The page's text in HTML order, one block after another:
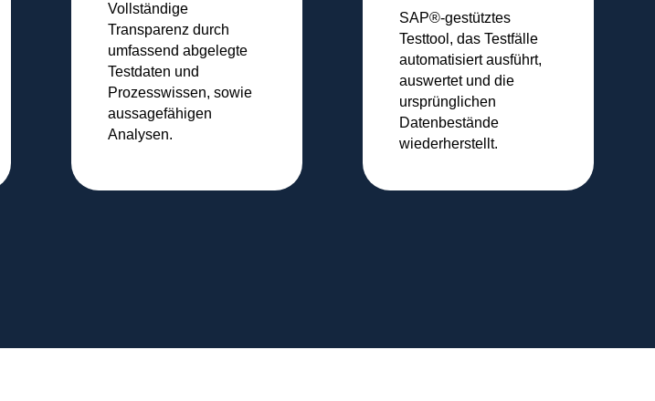
Vollständige
Transparenz durch
umfassend abgelegte
Testdaten und
Prozesswissen, sowie
aussagefähigen
Analysen.
SAP®-gestütztes
Testtool, das Testfälle
automatisiert ausführt,
auswertet und die
ursprünglichen
Datenbestände
wiederherstellt.